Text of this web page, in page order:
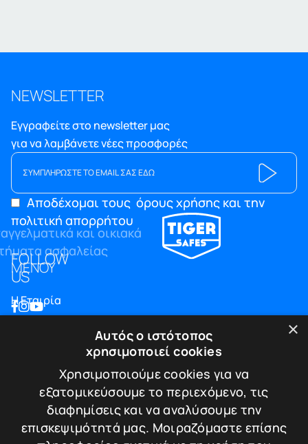
NEWSLETTER
Εγγραφείτε στο newsletter μας
για να λαμβάνετε νέες προσφορές
Αποδέχομαι τους όρους χρήσης και την
πολιτική απορρήτου
FOLLOW
US
ΜΕΝΟΥ
Η Εταιρία
ΠΛΗΡΟΦΟΡΙΕΣ
Υπηρεσίες
Πιστοποιήσεις
Πολιτική απορρήτου
×
Αυτός ο ιστότοπος
χρησιμοποιεί cookies
Χρησιμοποιούμε cookies για να
εξατομικεύσουμε το περιεχόμενο, τις
διαφημίσεις και να αναλύσουμε την
επισκεψιμότητά μας. Μοιραζόμαστε επίσης